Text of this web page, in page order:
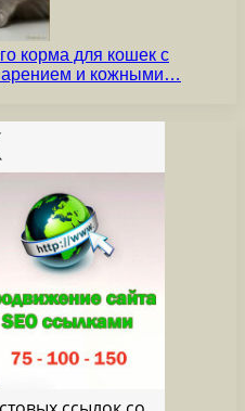
корма для кошек с
и кожными…